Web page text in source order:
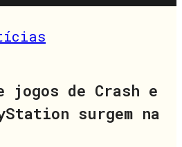
jogos de Crash e
surgem na